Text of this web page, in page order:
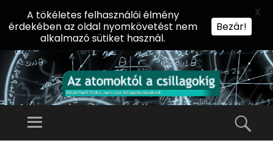
AZ
Előadássorozat
Menü
A tökéletes felhasználói élmény
érdekében az oldal nyomkövetést nem
alkalmazó sütiket használ.
Bezár!
X